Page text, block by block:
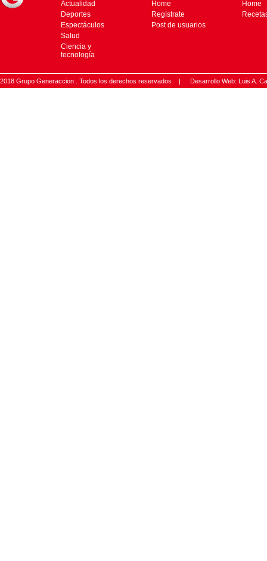
Actualidad
Deportes
Espectáculos
Salud
Ciencia y
tecnología
Home
Regístrate
Post de usuarios
Home
2018 Grupo Generaccion . Todos los derechos reservados | Desarrollo Web: Luis